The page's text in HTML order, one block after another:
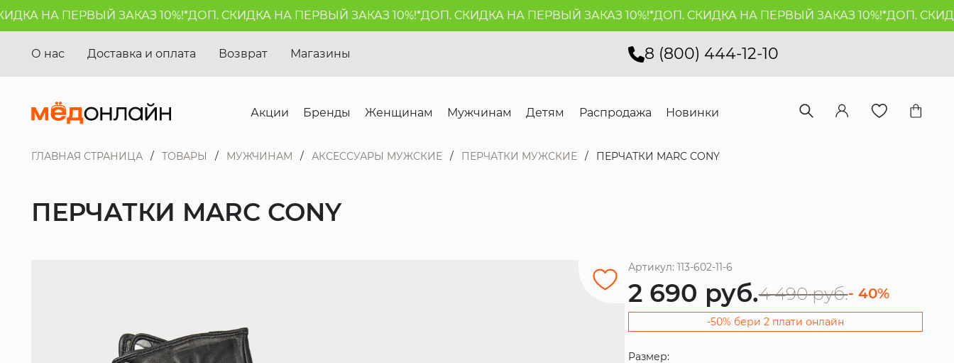
НА ПЕРВЫЙ ЗАКАЗ 10%!*ДОП. СКИДКА НА ПЕРВЫЙ ЗАКАЗ 10%!*ДОП. СКИДКА НА ПЕРВЫЙ ЗАКАЗ 10%!*ДОП. СКИДКА НА ПЕРВЫЙ ЗАКАЗ 10%!*ДОП. СКИДКА
8 (800) 444-12-10
О нас Доставка и оплата Возврат Магазины
Акции Бренды Женщинам Мужчинам Детям Распродажа Новинки
ГЛАВНАЯ СТРАНИЦА ТОВАРЫ МУЖЧИНАМ АКСЕССУАРЫ МУЖСКИЕ ПЕРЧАТКИ МУЖСКИЕ ПЕРЧАТКИ MARC CONY
ПЕРЧАТКИ MARC CONY
Артикул: 113-602-11-6
2 690 руб.4 490 руб.- 40%
-50% бери 2 плати онлайн
Размер: